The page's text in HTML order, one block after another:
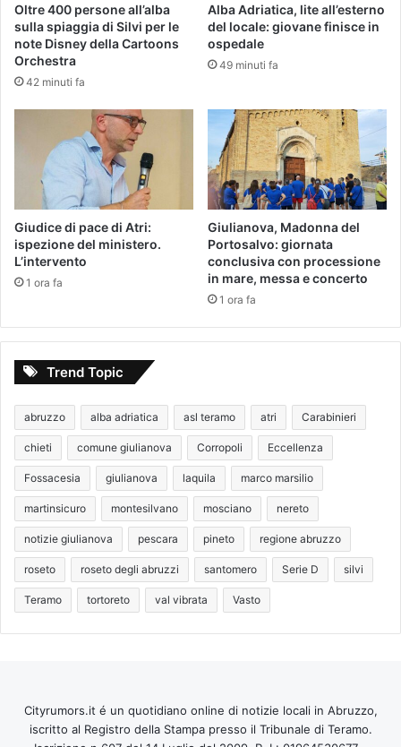
​Oltre 400 persone all’alba
sulla spiaggia di Silvi per le
note Disney della Cartoons
Orchestra
42 minuti fa
Alba Adriatica, lite all’esterno
del locale: giovane finisce in
ospedale
49 minuti fa
Giudice di pace di Atri:
ispezione del ministero.
L’intervento
1 ora fa
Giulianova, Madonna del
Portosalvo: giornata
conclusiva con processione
in mare, messa e concerto
1 ora fa
Trend Topic
abruzzo alba adriatica asl teramo atri Carabinieri
chieti comune giulianova Corropoli Eccellenza
Fossacesia giulianova laquila marco marsilio
martinsicuro montesilvano mosciano nereto
notizie giulianova pescara pineto regione abruzzo
roseto roseto degli abruzzi santomero Serie D silvi
Teramo tortoreto val vibrata Vasto
Cityrumors.it é un quotidiano online di notizie locali in Abruzzo,
iscritto al Registro della Stampa presso il Tribunale di Teramo.